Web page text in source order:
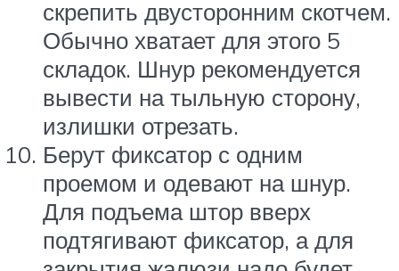
скрепить двусторонним скотчем.
Обычно хватает для этого 5
складок. Шнур рекомендуется
вывести на тыльную сторону,
излишки отрезать.
Берут фиксатор с одним
проемом и одевают на шнур.
Для подъема штор вверх
подтягивают фиксатор, а для